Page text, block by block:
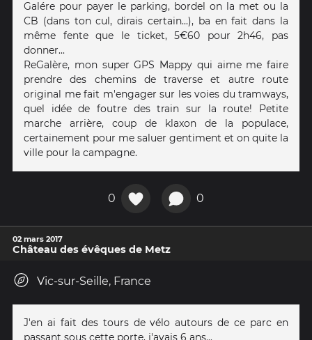
Galére pour payer le parking, bordel on la met ou la
CB (dans ton cul, dirais certain...), ba en fait dans la
même fente que le ticket, 5€60 pour 2h46, pas
donner...
ReGalère, mon super GPS Mappy qui aime me faire
prendre des chemins de traverse et autre route
original me fait m'engager sur les voies du tramways,
quel idée de foutre des train sur la route! Petite
marche arrière, coup de klaxon de la populace,
certainement pour me saluer gentiment et on quite la
ville pour la campagne.
0 0
02 mars 2017
Château des évêques de Metz
Vic-sur-Seille, France
J'en ai fait des tours de vélo autours de ce parc en
passant sous cette porte, j'avais 6 ans...